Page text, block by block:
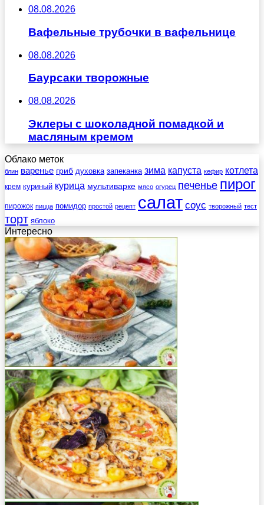
08.08.2026
Вафельные трубочки в вафельнице
08.08.2026
Баурсаки творожные
08.08.2026
Эклеры с шоколадной помадкой и
масляным кремом
Облако меток
блин варенье гриб духовка запеканка зима капуста кефир котлета
крем куриный курица мультиварке мясо огурец печенье пирог
пирожок пицца помидор простой рецепт салат соус творожный тест
торт яблоко
Интересно